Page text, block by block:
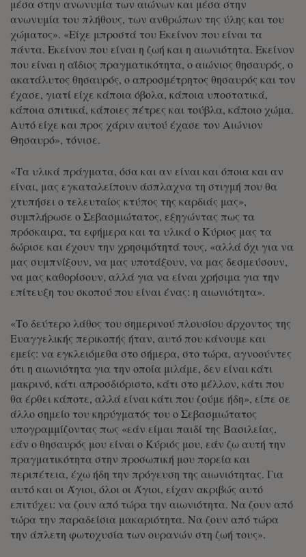
μέσα στην ανωνυμία των αιώνων και μέσα στην
ανωνυμία του πλήθους, των ανθρώπων της ύλης και του
χώματος». «Είχε μπροστά του Εκείνον που είναι τα
πάντα. Εκείνον που είναι η ζωή και η αιωνιότητα. Εκείνον
που είναι η αΐδιος πραγματικότητα, ο αιώνιος θησαυρός, ο
ακατάλυτος θησαυρός, ο απροσμέτρητος θησαυρός και τον
έχασε, γιατί είχε κάποια όβολα, κάποια υποστατικά,
κάποια σπιτικά, κάποιες πέτρες και τούβλα, κάποιο χώμα.
Αυτό είχε και προς χάριν αυτού έχασε τον Αιώνιον
Θησαυρό», τόνισε.
«Τα υλικά πράγματα, όσα και αν είναι και όποια και αν
είναι, μας εγκαταλείπουν άσπλαχνα τη στιγμή που θα
χτυπήσει ο τελευταίος κτύπος της καρδιάς μας»,
συμπλήρωσε ο Σεβασμιώτατος, εξηγώντας πως τα
πρόσκαιρα, τα εφήμερα και τα υλικά ο Κύριος μας τα
δώρισε και έχουν την χρησιμότητά τους, «αλλά όχι για να
μας συμπνίξουν, να μας υποτάξουν, να μας δεσμεύσουν,
να μας καθορίσουν, αλλά για να είναι χρήσιμα για την
επίτευξη του σκοπού που είναι ένας: η αιωνιότητα».
«Το δεύτερο λάθος του σημερινού πλουσίου άρχοντος της
Ευαγγελικής περικοπής ήταν, αυτό που κάνουμε και
εμείς: να εγκλειόμεθα στο σήμερα, στο τώρα, αγνοούντες
ότι η αιωνιότητα για την οποία μιλάμε, δεν είναι κάτι
μακρινό, κάτι απροσδιόριστο, κάτι στο μέλλον, κάτι που
θα έρθει κάποτε, αλλά είναι κάτι που ζούμε ήδη», είπε σε
άλλο σημείο του κηρύγματός του ο Σεβασμιώτατος
υπογραμμίζοντας πως «εάν είμαι παιδί της Βασιλείας,
εάν ο θησαυρός μου είναι ο Κύριός μου, εάν ζω αυτή την
πραγματικότητα στην προσωπική μου πορεία και
περιπέτεια, έχω ήδη την πρόγευση της αιωνιότητας. Για
αυτό και οι Άγιοι, όλοι οι Άγιοι, είχαν ακριβώς αυτό
επιτύχει: να ζουν από τώρα την αιωνιότητα. Να ζουν από
τώρα την παραδείσια μακαριότητα. Να ζουν από τώρα
την άπλετη φωτοχυσία των ουρανών στη ζωή τους».